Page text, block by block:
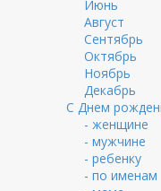
Июнь
Август
Сентябрь
Октябрь
Ноябрь
Декабрь
С Днем
- женщине
- мужчине
- ребенку
- по именам